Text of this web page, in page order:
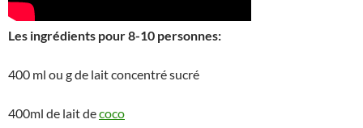
Les ingrédients pour 8-10 personnes:
400 ml ou g de lait concentré sucré
400ml de lait decoco